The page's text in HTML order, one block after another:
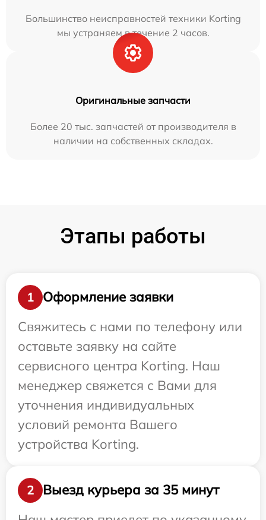
Большинство неисправностей техники Korting
мы устраняем в течение 2 часов.
Оригинальные запчасти
Более 20 тыс. запчастей от производителя в
наличии на собственных складах.
Этапы работы
1
Оформление заявки
Свяжитесь с нами по телефону или
оставьте заявку на сайте
сервисного центра Korting. Наш
менеджер свяжется с Вами для
уточнения индивидуальных
условий ремонта Вашего
устройства Korting.
2
Выезд курьера за 35 минут